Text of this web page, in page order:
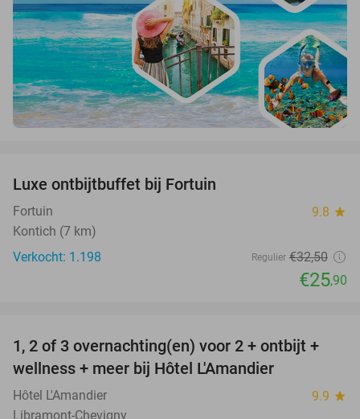
Luxe ontbijtbuffet bij Fortuin
Fortuin 9.8 star
Kontich (7 km)
Verkocht: 1.198
Regulier €32,50
€25,90
32%
TODAY
1, 2 of 3 overnachting(en) voor 2 + ontbijt +
wellness + meer bij Hôtel L'Amandier
Hôtel L'Amandier 9.9 star
Libramont-Chevigny